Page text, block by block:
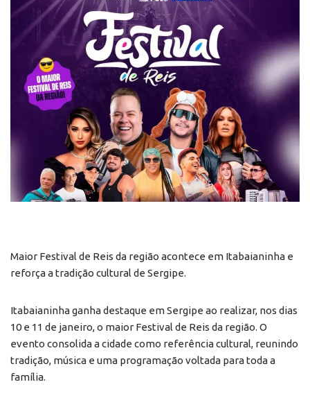
Maior Festival de Reis da região acontece em Itabaianinha e
reforça a tradição cultural de Sergipe.
Itabaianinha ganha destaque em Sergipe ao realizar, nos dias
10 e 11 de janeiro, o maior Festival de Reis da região. O
evento consolida a cidade como referência cultural, reunindo
tradição, música e uma programação voltada para toda a
família.